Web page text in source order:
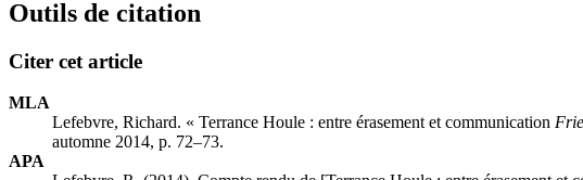
Outils de citation
Citer cet article
MLA
Lefebvre, Richard. « Terrance Houle : entre érasement et communication
automne 2014, p. 72–73.
APA